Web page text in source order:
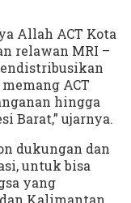
Allah ACT Kota
relawan MRI –
ACT
hingga
Barat,” ujarnya.
dukungan dan
untuk bisa
yang
Kalimantan